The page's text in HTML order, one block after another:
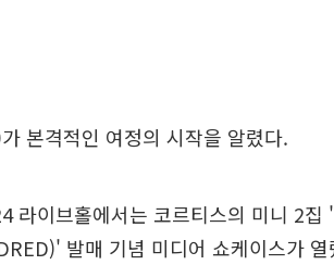
본격적인 여정의 시작을 알렸다.
라이브홀에서는 코르티스의 미니 2집
발매 기념 미디어 쇼케이스가